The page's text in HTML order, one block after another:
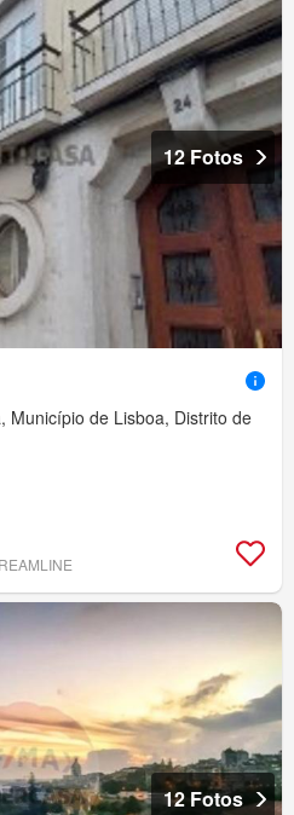
12 Fotos
Município de Lisboa, Distrito de
12 Fotos